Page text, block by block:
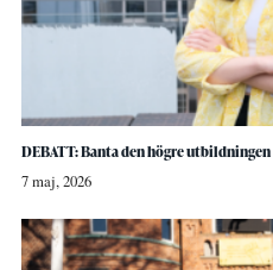
DEBATT: Banta den högre utbildningen
7 maj, 2026